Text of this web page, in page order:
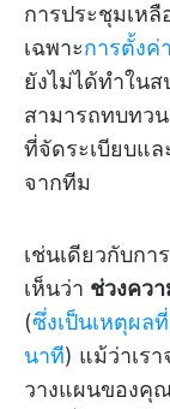
การประชุมเห
เฉพาะการตั้งค่
ยังไม่ได้ทำใน
สามารถทบทว
ที่จัดระเบียบแ
จากทีม
เช่นเดียวกับก
เห็นว่า ช่วงคว
(ซึ่งเป็นเหตุผล
นาที) แม้ว่าเร
วางแผนของคุ